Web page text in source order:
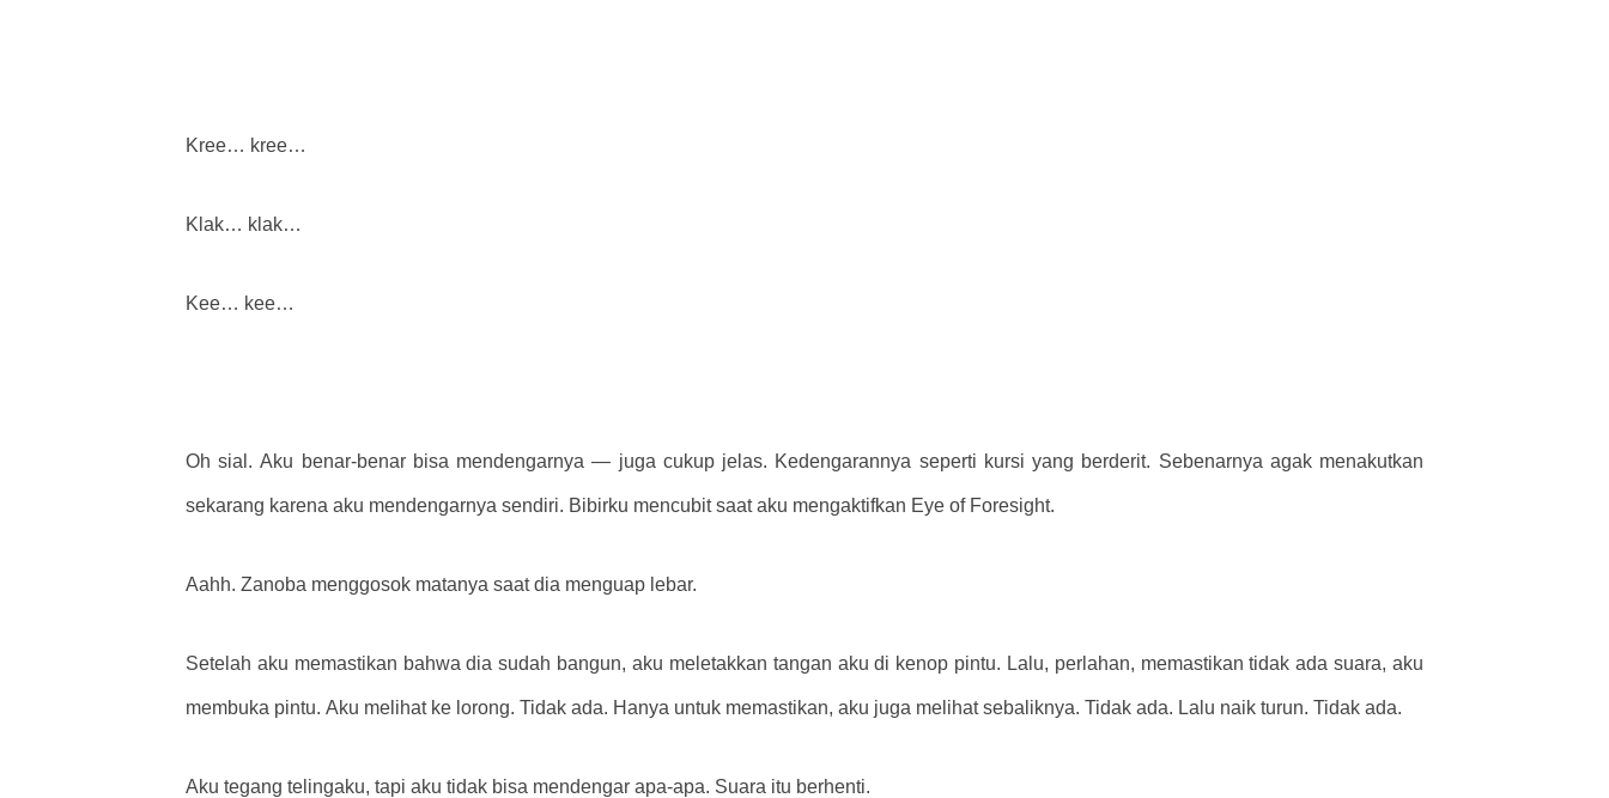
Kree… kree…
Klak… klak…
Kee… kee…
Oh sial. Aku benar-benar bisa mendengarnya — juga cukup jelas. Kedengarannya seperti kursi yang berderit. Sebenarnya agak menakutkan
sekarang karena aku mendengarnya sendiri. Bibirku mencubit saat aku mengaktifkan Eye of Foresight.
Aahh. Zanoba menggosok matanya saat dia menguap lebar.
Setelah aku memastikan bahwa dia sudah bangun, aku meletakkan tangan aku di kenop pintu. Lalu, perlahan, memastikan tidak ada suara, aku
membuka pintu. Aku melihat ke lorong. Tidak ada. Hanya untuk memastikan, aku juga melihat sebaliknya. Tidak ada. Lalu naik turun. Tidak ada.
Aku tegang telingaku, tapi aku tidak bisa mendengar apa-apa. Suara itu berhenti.